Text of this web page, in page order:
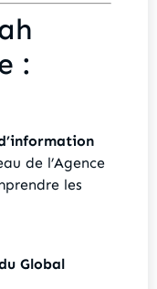
:
de l’Agence
les
Global